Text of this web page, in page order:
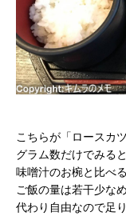
こちらが「ロースカ
グラム数だけでみる
味噌汁のお椀と比べ
ご飯の量は若干少な
代わり自由なので足